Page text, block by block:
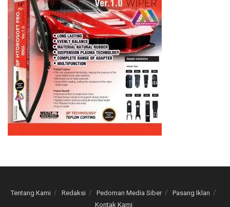
Tentang Kami Redaksi Pedoman Media Siber
Pasang Iklan
Kontak Kami